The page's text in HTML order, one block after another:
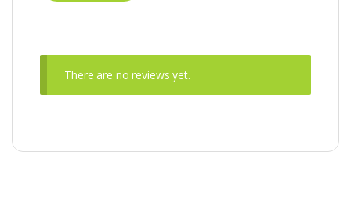
There are no reviews yet.